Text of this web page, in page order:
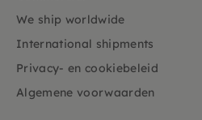
We ship worldwide
International shipments
Privacy- en cookiebeleid
Algemene voorwaarden